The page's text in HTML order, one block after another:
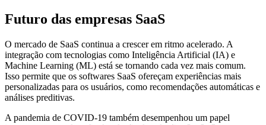
Futuro das empresas SaaS
O mercado de SaaS continua a crescer em ritmo acelerado. A
integração com tecnologias como Inteligência Artificial (IA) e
Machine Learning (ML) está se tornando cada vez mais comum.
Isso permite que os softwares SaaS ofereçam experiências mais
personalizadas para os usuários, como recomendações automáticas e
análises preditivas.
A pandemia de COVID-19 também desempenhou um papel